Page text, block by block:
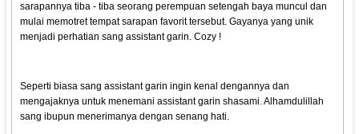
sarapannya tiba - tiba seorang perempuan setengah baya muncul dan
mulai memotret tempat sarapan favorit tersebut. Gayanya yang unik
menjadi perhatian sang assistant garin. Cozy !
Seperti biasa sang assistant garin ingin kenal dengannya dan
mengajaknya untuk menemani assistant garin shasami. Alhamdulillah
sang ibupun menerimanya dengan senang hati.